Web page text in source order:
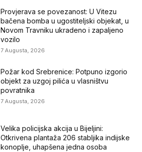
Provjerava se povezanost: U Vitezu
bačena bomba u ugostiteljski objekat, u
Novom Travniku ukradeno i zapaljeno
vozilo
7 Augusta, 2026
Požar kod Srebrenice: Potpuno izgorio
objekt za uzgoj pilića u vlasništvu
povratnika
7 Augusta, 2026
Velika policijska akcija u Bijeljini:
Otkrivena plantaža 206 stabljika indijske
konoplje, uhapšena jedna osoba